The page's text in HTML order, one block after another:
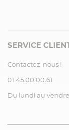
SERVICE
Contactez-nous !
01.45.00.00.61
Du lundi au